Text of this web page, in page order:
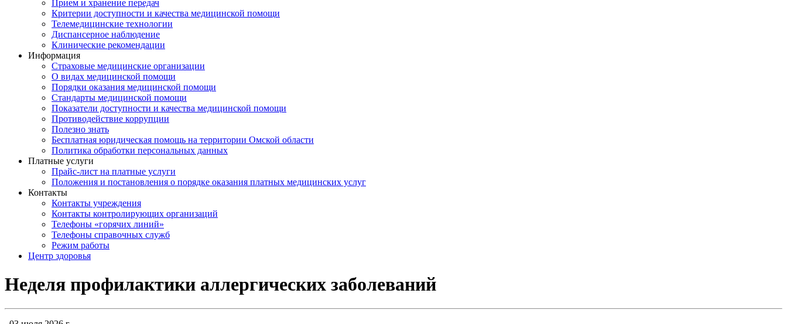
Прием и хранение передач
Критерии доступности и качества медицинской помощи
Телемедицинские технологии
Диспансерное наблюдение
Клинические рекомендации
Информация
Страховые медицинские организации
О видах медицинской помощи
Порядки оказания медицинской помощи
Стандарты медицинской помощи
Показатели доступности и качества медицинской помощи
Противодействие коррупции
Полезно знать
Бесплатная юридическая помощь на территории Омской области
Политика обработки персональных данных
Платные услуги
Прайс-лист на платные услуги
Положения и постановления о порядке оказания платных медицинских услуг
Контакты
Контакты учреждения
Контакты контролирующих организаций
Телефоны «горячих линий»
Телефоны справочных служб
Режим работы
Центр здоровья
Неделя профилактики аллергических заболеваний